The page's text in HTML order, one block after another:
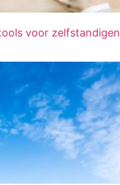
voor zelfstandigen